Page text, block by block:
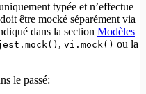
typée et n’effectue
être mocké séparément via
dans la section Modèles
, vi.mock() ou la
le passé: